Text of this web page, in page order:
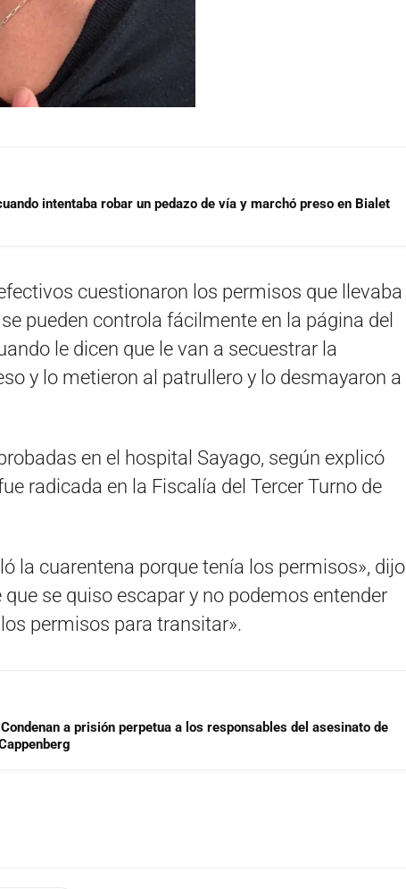
intentaba robar un pedazo de vía y marchó preso en Bialet
cuestionaron los permisos que llevaba
pueden controla fácilmente en la página del
le dicen que le van a secuestrar la
y lo metieron al patrullero y lo desmayaron a
en el hospital Sayago, según explicó
radicada en la Fiscalía del Tercer Turno de
la cuarentena porque tenía los permisos», dijo
se quiso escapar y no podemos entender
permisos para transitar».
a prisión perpetua a los responsables del asesinato de